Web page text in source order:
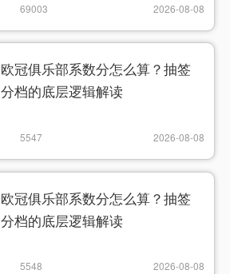
69003 2026-08-08
欧冠俱乐部系数分怎么算？抽签
分档的底层逻辑解读
5547 2026-08-08
欧冠俱乐部系数分怎么算？抽签
分档的底层逻辑解读
5548 2026-08-08